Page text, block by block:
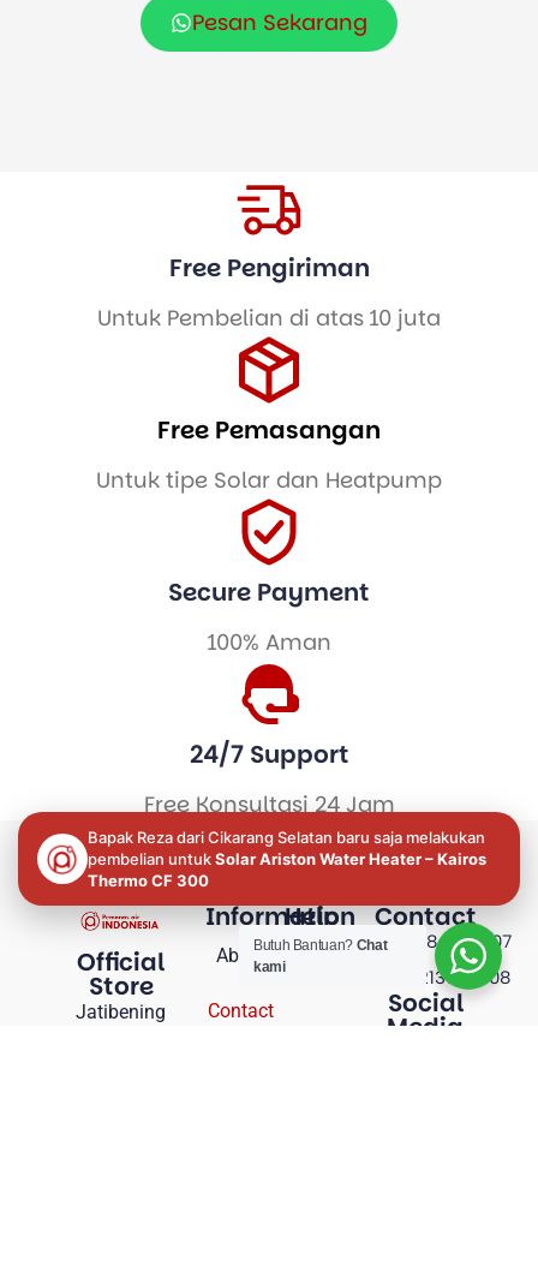
Pesan Sekarang
Free Pengiriman
Untuk Pembelian di atas 10 juta
Free Pemasangan
Untuk tipe Solar dan Heatpump
Secure Payment
100% Aman
24/7 Support
Free Konsultasi 24 Jam
Official
Store
Jatibening
Information
About
Contact
Help
My
Contact
+6281286093507
+6281213706408
Social
Media
Bapak Reza dari Cikarang Selatan baru saja melakukan
pembelian untukSolar Ariston Water Heater – Kairos
Thermo CF 300
Butuh Bantuan? Chat
kami